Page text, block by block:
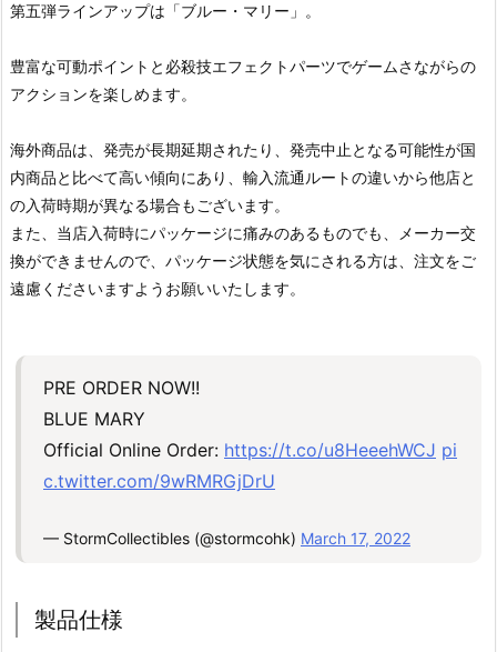
第五弾ラインアップは「ブルー・マリー」。
豊富な可動ポイントと必殺技エフェクトパーツでゲームさながらの
アクションを楽しめます。
海外商品は、発売が長期延期されたり、発売中止となる可能性が国
内商品と比べて高い傾向にあり、輸入流通ルートの違いから他店と
の入荷時期が異なる場合もございます。
また、当店入荷時にパッケージに痛みのあるものでも、メーカー交
換ができませんので、パッケージ状態を気にされる方は、注文をご
遠慮くださいますようお願いいたします。
PRE ORDER NOW!!
BLUE MARY
Official Online Order: https://t.co/u8HeeehWCJ pi
c.twitter.com/9wRMRGjDrU
— StormCollectibles (@stormcohk) March 17, 2022
製品仕様